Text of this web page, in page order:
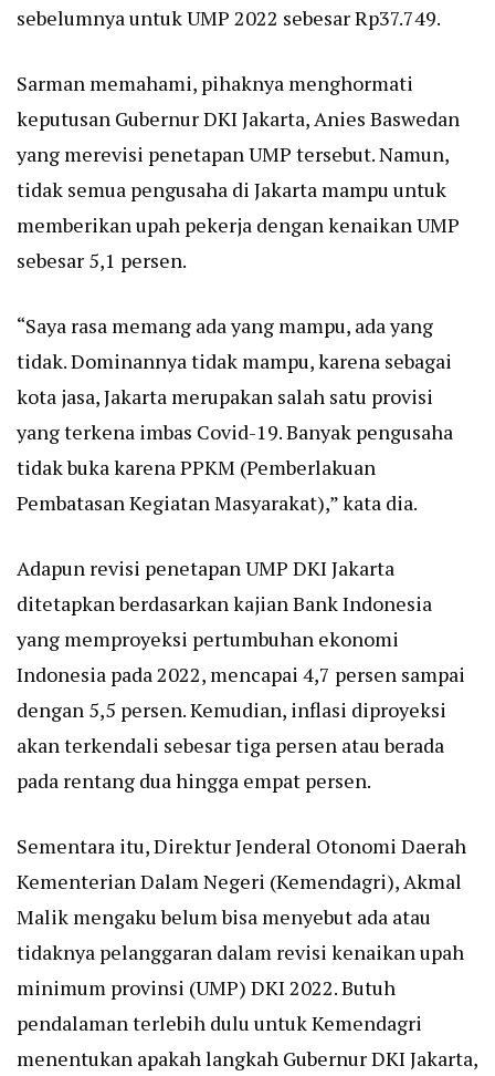
sebelumnya untuk UMP 2022 sebesar Rp37.749.
Sarman memahami, pihaknya menghormati
keputusan Gubernur DKI Jakarta, Anies Baswedan
yang merevisi penetapan UMP tersebut. Namun,
tidak semua pengusaha di Jakarta mampu untuk
memberikan upah pekerja dengan kenaikan UMP
sebesar 5,1 persen.
“Saya rasa memang ada yang mampu, ada yang
tidak. Dominannya tidak mampu, karena sebagai
kota jasa, Jakarta merupakan salah satu provisi
yang terkena imbas Covid-19. Banyak pengusaha
tidak buka karena PPKM (Pemberlakuan
Pembatasan Kegiatan Masyarakat),” kata dia.
Adapun revisi penetapan UMP DKI Jakarta
ditetapkan berdasarkan kajian Bank Indonesia
yang memproyeksi pertumbuhan ekonomi
Indonesia pada 2022, mencapai 4,7 persen sampai
dengan 5,5 persen. Kemudian, inflasi diproyeksi
akan terkendali sebesar tiga persen atau berada
pada rentang dua hingga empat persen.
Sementara itu, Direktur Jenderal Otonomi Daerah
Kementerian Dalam Negeri (Kemendagri), Akmal
Malik mengaku belum bisa menyebut ada atau
tidaknya pelanggaran dalam revisi kenaikan upah
minimum provinsi (UMP) DKI 2022. Butuh
pendalaman terlebih dulu untuk Kemendagri
menentukan apakah langkah Gubernur DKI Jakarta,